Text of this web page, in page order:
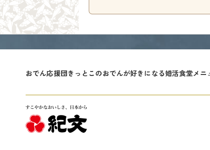
おでん応援団きっとこのおでんが好きになる婚活食堂メニ